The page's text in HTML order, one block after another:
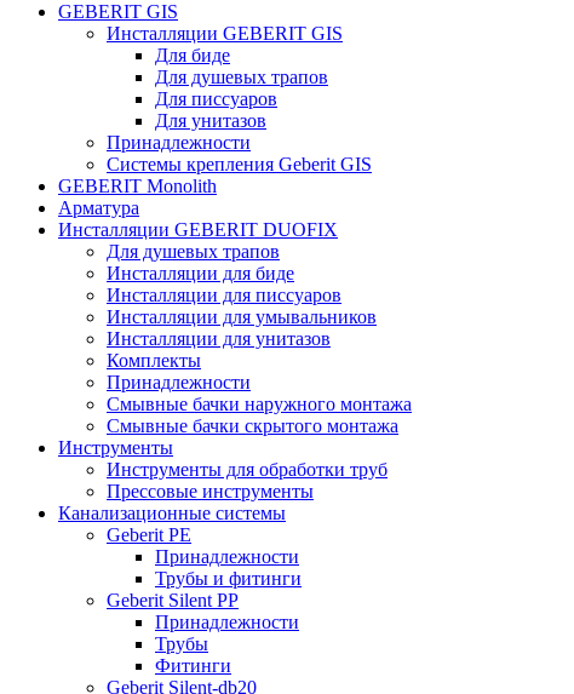
GEBERIT GIS
Инсталляции GEBERIT GIS
Для биде
Для душевых трапов
Для писсуаров
Для унитазов
Принадлежности
Системы крепления Geberit GIS
GEBERIT Monolith
Арматура
Инсталляции GEBERIT DUOFIX
Для душевых трапов
Инсталляции для биде
Инсталляции для писсуаров
Инсталляции для умывальников
Инсталляции для унитазов
Комплекты
Принадлежности
Смывные бачки наружного монтажа
Смывные бачки скрытого монтажа
Инструменты
Инструменты для обработки труб
Прессовые инструменты
Канализационные системы
Geberit PE
Принадлежности
Трубы и фитинги
Geberit Silent PP
Принадлежности
Трубы
Фитинги
Geberit Silent-db20